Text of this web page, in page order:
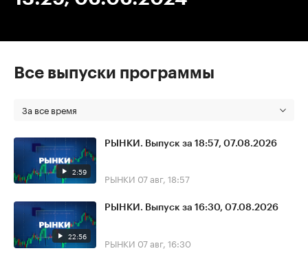
Все выпуски программы
За все время
2:59
РЫНКИ. Выпуск за 18:57, 07.08.2026
РЫНКИ 07 авг, 18:57
22:56
РЫНКИ. Выпуск за 16:30, 07.08.2026
РЫНКИ 07 авг, 16:30